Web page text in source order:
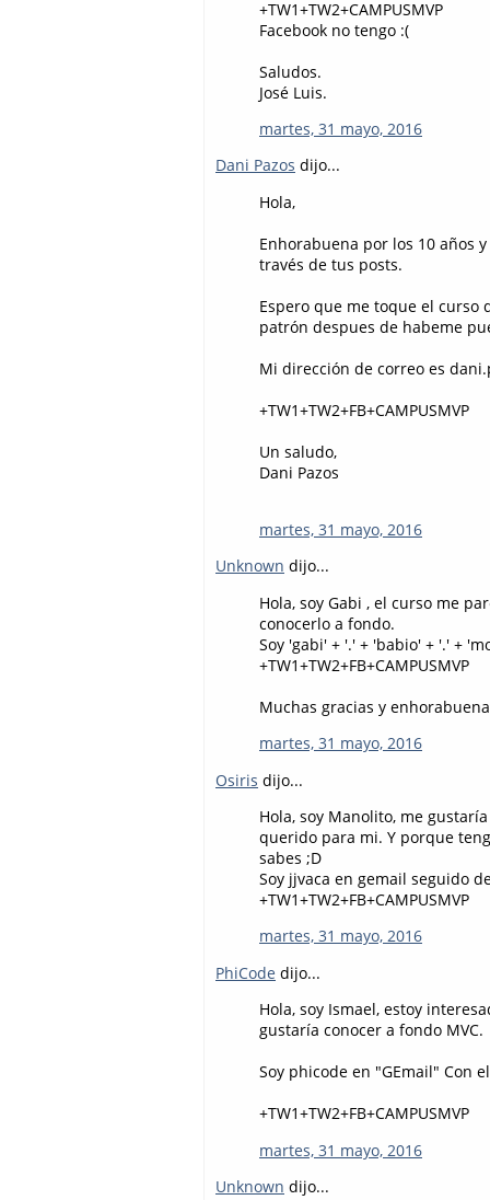
+TW1+TW2+CAMPUSMVP
Facebook no tengo :(
Saludos.
José Luis.
martes, 31 mayo, 2016
Dani Pazos dijo...
Hola,
Enhorabuena por los 10 años
través de tus posts.
Espero que me toque el curso
patrón despues de habeme
Mi dirección de correo es
+TW1+TW2+FB+CAMPUSMVP
Un saludo,
Dani Pazos
martes, 31 mayo, 2016
Unknown dijo...
Hola, soy Gabi , el curso me
conocerlo a fondo.
Soy 'gabi' + '.' + 'babio' + '.' +
+TW1+TW2+FB+CAMPUSMVP
Muchas gracias y enhorabuena
martes, 31 mayo, 2016
Osiris dijo...
Hola, soy Manolito, me
querido para mi. Y porque
sabes ;D
Soy jjvaca en gemail seguido
+TW1+TW2+FB+CAMPUSMVP
martes, 31 mayo, 2016
PhiCode dijo...
Hola, soy Ismael, estoy
gustaría conocer a fondo MVC.
Soy phicode en "GEmail" Con
+TW1+TW2+FB+CAMPUSMVP
martes, 31 mayo, 2016
Unknown dijo...